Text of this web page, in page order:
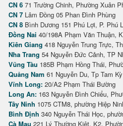
CN 6 71 Trường Chinh, Phường Xuân
CN 7 Lâm Đồng 05 Phan Đình Phùng
CN 8 Bình Dương 151 Phú Lợi, P. Phú
Đồng Nai 40/198A Phạm Văn Thuận,
Kiên Giang 418 Nguyễn Trung Trực,
Nha Trang 54 Nguyễn Đức Cảnh, TP
Vũng Tàu 185B Phạm Hồng Thái,
Quảng Nam 61 Nguyễn Du, Tp Tam Kỳ
Vĩnh Long: 20/A2 Phạm Thái Bường
Long An: 163 Nguyễn Đình Chiểu,
Tây Ninh 1075 CTM8, phường Hiệp
Bình Định 340 Nguyễn Thái Học,
Cà Mau 221 Lý Thường Kiệt, K2,